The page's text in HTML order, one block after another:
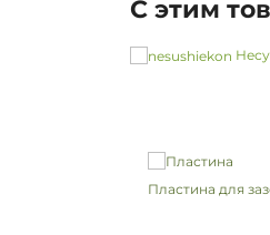
С этим
Пластина для